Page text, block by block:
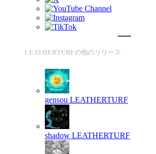
LEATHERTURFの他のリリース
gensou LEATHERTURF
shadow LEATHERTURF